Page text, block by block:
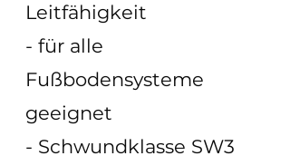
Leitfähigkeit
- für alle
Fußbodensysteme
geeignet
- Schwundklasse SW3